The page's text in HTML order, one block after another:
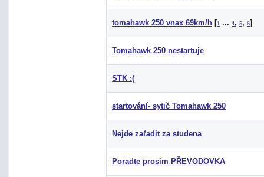
tomahawk 250 vnax 69km/h [1 ... 4, 5, 6]
Tomahawk 250 nestartuje
STK :(
startování- sytič Tomahawk 250
Nejde zařadit za studena
Poradte prosim PŘEVODOVKA